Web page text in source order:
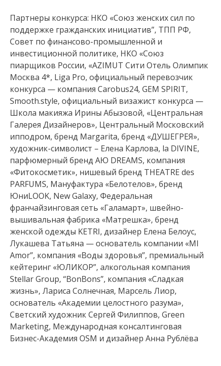
Партнеры конкурса: НКО «Союз женских сил по
поддержке гражданских инициатив”, ТПП РФ,
Совет по финансово-промышленной и
инвестиционной политике, НКО «Союз
пиарщиков России, «AZIMUT Сити Отель Олимпик
Москва 4*, Liga Pro, официальный перевозчик
конкурса — компания Carobus24, GEM SPIRIT,
Smooth.style, официальный визажист конкурса —
Школа макияжа Ирины Абызовой, «Центральная
Галерея Дизайнеров», Центральный Московский
ипподром, бренд Margarita, бренд «ДУШЕГРЕЯ»,
художник-символист – Елена Карлова, la DIVINE,
парфюмерный бренд АЮ DREAMS, компания
«Фитокосметик», нишевый бренд THEATRE des
PARFUMS, Мануфактура «Белотелов», бренд
ЮниLOOK, New Galaxy, Федеральная
франчайзинговая сеть «Галамарт», швейно-
вышивальная фабрика «Матрешка», бренд
женской одежды KETRI, дизайнер Елена Белоус,
Лукашева Татьяна — основатель компании «MI
Amor”, компания «Воды здоровья”, премиальный
кейтеринг «ЮЛИКОР”, алкогольная компания
Stellar Group, “BonBons”, компания «Сладкая
жизнь», Лариса Солнечная, Марсель Лиор,
основатель «Академии целостного разума»,
Светский художник Сергей Филиппов, Green
Marketing, Международная консалтинговая
Бизнес-Академия OSM и дизайнер Анна Рублёва